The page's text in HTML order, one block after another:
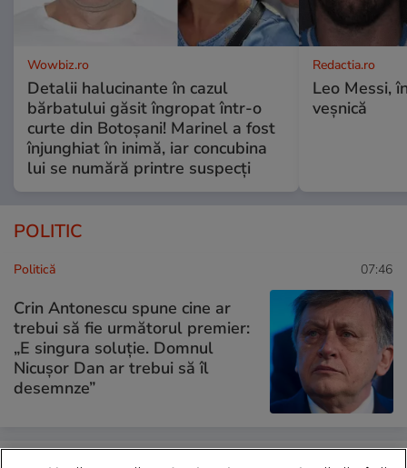
Wowbiz.ro
Detalii halucinante în cazul
bărbatului găsit îngropat într-o
curte din Botoșani! Marinel a fost
înjunghiat în inimă, iar concubina
lui se numără printre suspecți
Redactia.ro
Leo Messi,
veșnică
POLITIC
Politică 07:46
Crin Antonescu spune cine ar
trebui să fie următorul premier:
„E singura soluție. Domnul
Nicușor Dan ar trebui să îl
desemnze”